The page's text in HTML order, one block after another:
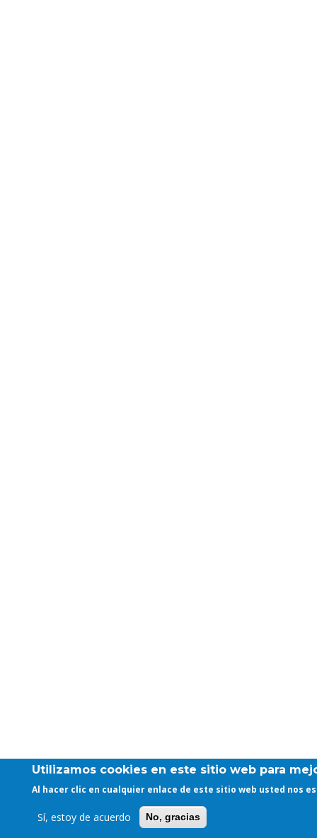
Utilizamos cookies en este sitio web para
Al hacer clic en cualquier enlace de este sitio web usted nos
Sí, estoy de acuerdo No, gracias